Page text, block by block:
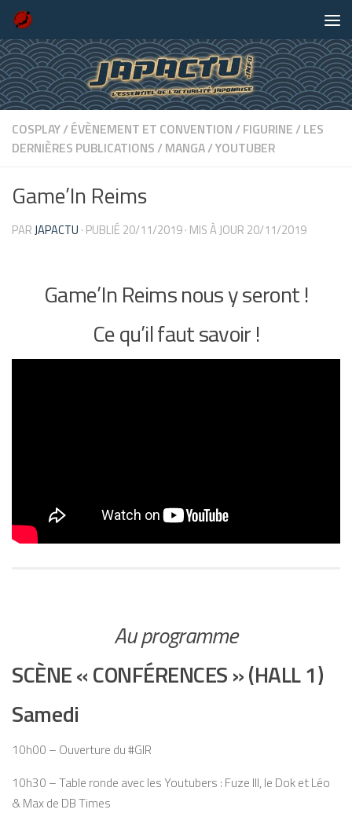
Skip to content
COSPLAY/ÉVÈNEMENT ET CONVENTION/FIGURINE/LES
DERNIÈRES PUBLICATIONS/MANGA/YOUTUBER
Game’In Reims
PARJAPACTU · PUBLIÉ 20/11/2019· MIS À JOUR 20/11/2019
Game’In Reims nous y seront !
Ce qu’il faut savoir !
Au programme
SCÈNE « CONFÉRENCES » (HALL 1)
Samedi
10h00 – Ouverture du #GIR
10h30 – Table ronde avec les Youtubers : Fuze III, le Dok et Léo
& Max de DB Times